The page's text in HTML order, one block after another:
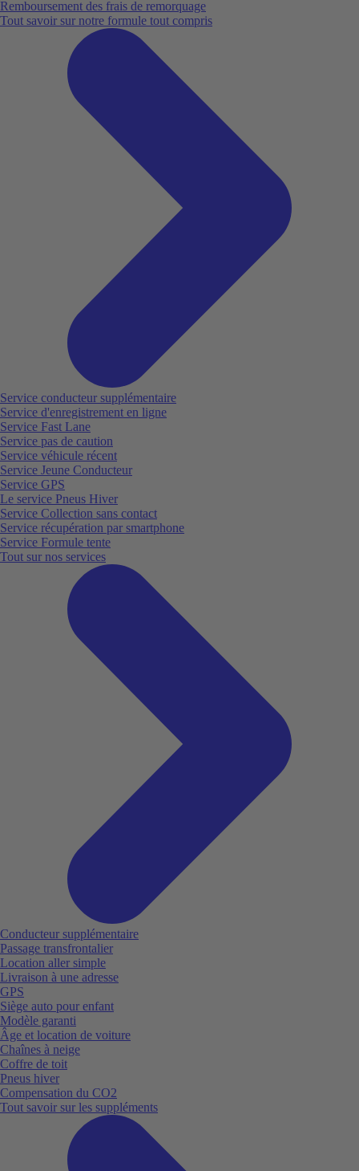
Remboursement des frais de remorquage
Tout savoir sur notre formule tout compris
Service conducteur supplémentaire
Service d'enregistrement en ligne
Service Fast Lane
Service pas de caution
Service véhicule récent
Service Jeune Conducteur
Service GPS
Le service Pneus Hiver
Service Collection sans contact
Service récupération par smartphone
Service Formule tente
Tout sur nos services
Conducteur supplémentaire
Passage transfrontalier
Location aller simple
Livraison à une adresse
GPS
Siège auto pour enfant
Modèle garanti
Âge et location de voiture
Chaînes à neige
Coffre de toit
Pneus hiver
Compensation du CO2
Tout savoir sur les suppléments